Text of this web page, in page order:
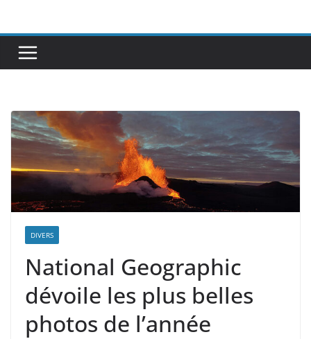
contenu
DIVERS
National Geographic
dévoile les plus belles
photos de l’année